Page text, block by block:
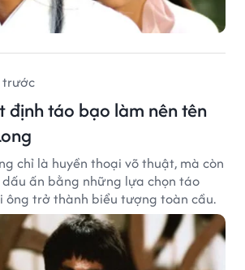
trước
định táo bạo làm nên tên
chỉ là huyền thoại võ thuật, mà còn
ấn bằng những lựa chọn táo
ông trở thành biểu tượng toàn cầu.